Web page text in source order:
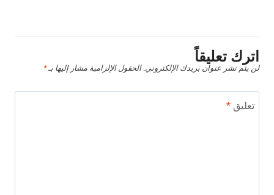
اترك تعليقاً
لن يتم نشر عنوان بريدك الإلكتروني. الحقول الإلزامية مشار إليها بـ*
تعليق *